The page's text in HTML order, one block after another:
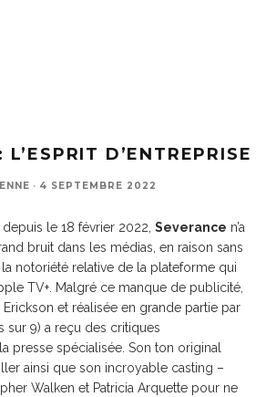
L’ESPRIT D’ENTREPRISE
· 4 SEPTEMBRE 2022
le 18 février 2022, Severance n’a
bruit dans les médias, en raison sans
notoriété relative de la plateforme qui
TV+. Malgré ce manque de publicité,
Erickson et réalisée en grande partie par
sur 9) a reçu des critiques
presse spécialisée. Son ton original
ainsi que son incroyable casting –
Walken et Patricia Arquette pour ne